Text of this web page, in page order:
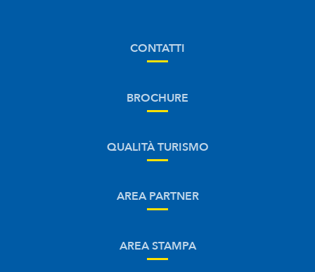
CONTATTI
BROCHURE
QUALITÀ TURISMO
AREA PARTNER
AREA STAMPA